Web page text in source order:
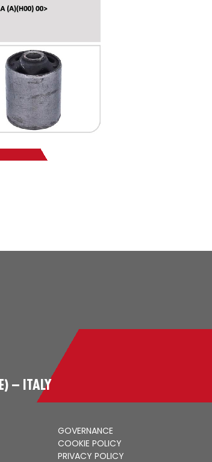
– ITALY
GOVERNANCE
COOKIE POLICY
PRIVACY POLICY